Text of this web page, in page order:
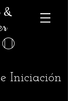
&
Iniciación